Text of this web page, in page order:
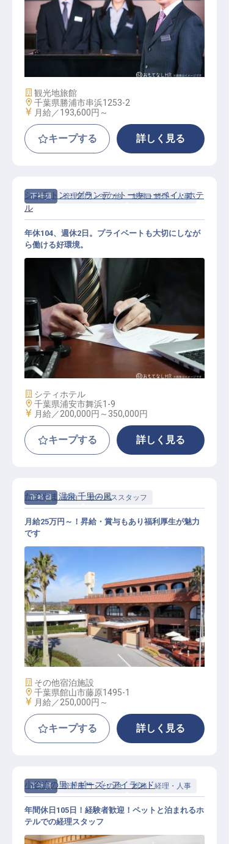
サービススタッフ
施設業態
観光地旅館
勤務地
千葉県勝浦市串浜1253-2
給与
月給／193,600円～
キープする 詳しく見る
正社員 管理部門・その他 総務・経理・人事
経理
シェラトン・グランデ・トーキョーベイ・ホテ
ル
年休104、週休2日。プライベートも大切にしなが
ら働ける好環境。
施設業態
シティホテル
勤務地
千葉県浦安市舞浜1-9
給与
月給／200,000円～ 350,000円
キープする 詳しく見る
正社員 宿泊 サービススタッフ
サービススタッフ / 正社員
たてやま温泉 千里の風
月給25万円～！昇給・賞与もあり福利厚生が魅力
です
施設業態
その他宿泊施設
勤務地
千葉県館山市藤原1495-1
給与
月給／250,000円～
キープする 詳しく見る
正社員 管理部門・その他 総務・経理・人事
小谷流の里 ドギーズ・アイランド
年間休日105日！経験者歓迎！ペットと泊まれるホ
テルでの経理スタッフ